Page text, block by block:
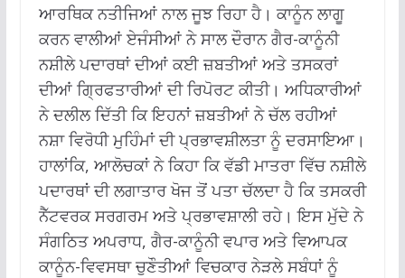
ਆਰਥਿਕ ਨਤੀਜਿਆਂ ਨਾਲ ਜੂਝ ਰਿਹਾ ਹੈ। ਕਾਨੂੰਨ ਲਾਗੂ
ਕਰਨ ਵਾਲੀਆਂ ਏਜੰਸੀਆਂ ਨੇ ਸਾਲ ਦੌਰਾਨ ਗੈਰ-ਕਾਨੂੰਨੀ
ਨਸ਼ੀਲੇ ਪਦਾਰਥਾਂ ਦੀਆਂ ਕਈ ਜ਼ਬਤੀਆਂ ਅਤੇ ਤਸਕਰਾਂ
ਦੀਆਂ ਗ੍ਰਿਫਤਾਰੀਆਂ ਦੀ ਰਿਪੋਰਟ ਕੀਤੀ। ਅਧਿਕਾਰੀਆਂ
ਨੇ ਦਲੀਲ ਦਿੱਤੀ ਕਿ ਇਹਨਾਂ ਜ਼ਬਤੀਆਂ ਨੇ ਚੱਲ ਰਹੀਆਂ
ਨਸ਼ਾ ਵਿਰੋਧੀ ਮੁਹਿੰਮਾਂ ਦੀ ਪ੍ਰਭਾਵਸ਼ੀਲਤਾ ਨੂੰ ਦਰਸਾਇਆ।
ਹਾਲਾਂਕਿ, ਆਲੋਚਕਾਂ ਨੇ ਕਿਹਾ ਕਿ ਵੱਡੀ ਮਾਤਰਾ ਵਿੱਚ ਨਸ਼ੀਲੇ
ਪਦਾਰਥਾਂ ਦੀ ਲਗਾਤਾਰ ਖੋਜ ਤੋਂ ਪਤਾ ਚੱਲਦਾ ਹੈ ਕਿ ਤਸਕਰੀ
ਨੈੱਟਵਰਕ ਸਰਗਰਮ ਅਤੇ ਪ੍ਰਭਾਵਸ਼ਾਲੀ ਰਹੇ। ਇਸ ਮੁੱਦੇ ਨੇ
ਸੰਗਠਿਤ ਅਪਰਾਧ, ਗੈਰ-ਕਾਨੂੰਨੀ ਵਪਾਰ ਅਤੇ ਵਿਆਪਕ
ਕਾਨੂੰਨ-ਵਿਵਸਥਾ ਚੁਣੌਤੀਆਂ ਵਿਚਕਾਰ ਨੇੜਲੇ ਸਬੰਧਾਂ ਨੂੰ